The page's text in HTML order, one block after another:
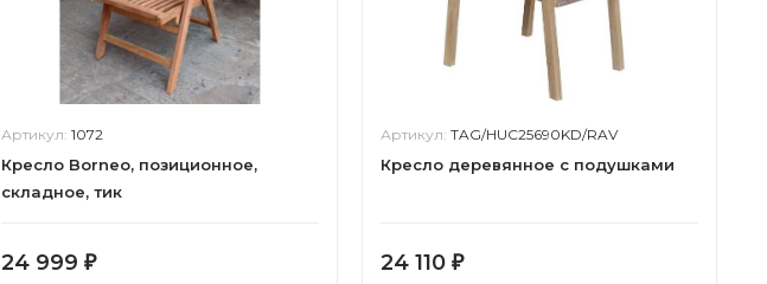
Артикул: 1072
Кресло Borneo, позиционное,
складное, тик
24 999 ₽
Артикул: TAG/HUC25690KD/RAV
Кресло деревянное с подушками
24 110 ₽